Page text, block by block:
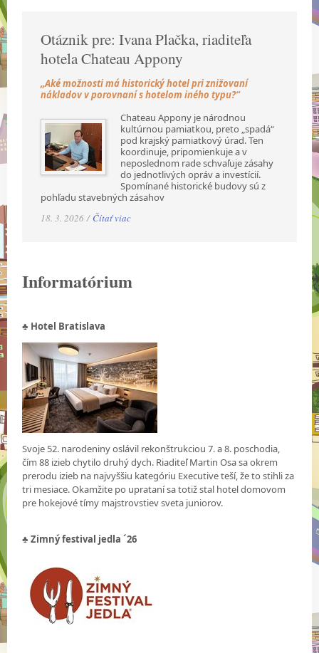
Otáznik pre: Ivana Plačka, riaditeľa
hotela Chateau Appony
„Aké možnosti má historický hotel pri znižovaní
nákladov v porovnaní s hotelom iného typu?“
Chateau Appony je národnou
kultúrnou pamiatkou, preto „spadá“
pod krajský pamiatkový úrad. Ten
koordinuje, pripomienkuje a v
neposlednom rade schvaľuje zásahy
do jednotlivých opráv a investícií.
Spomínané historické budovy sú z
pohľadu stavebných zásahov
18. 3. 2026 / Čítať viac
Informatórium
♣ Hotel Bratislava
Svoje 52. narodeniny oslávil rekonštrukciou 7. a 8. poschodia,
čím 88 izieb chytilo druhý dych. Riaditeľ Martin Osa sa okrem
prerodu izieb na najvyššiu kategóriu Executive teší, že to stihli za
tri mesiace. Okamžite po uprataní sa totiž stal hotel domovom
pre hokejové tímy majstrovstiev sveta juniorov.
♣ Zimný festival jedla ´26